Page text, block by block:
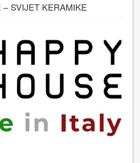
SVIJET KERAMIKE